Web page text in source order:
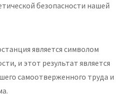
безопасности нашей
является символом
и этот результат является
самоотверженного труда и